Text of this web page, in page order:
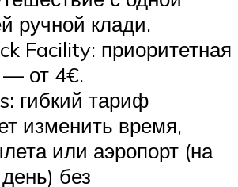
ручной клади.
Facility: приоритетная
— от 4€.
гибкий тариф
изменить время,
или аэропорт (на
без